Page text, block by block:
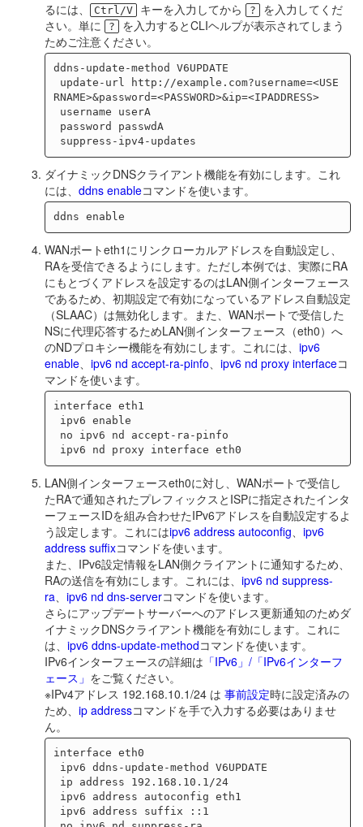
るには、 Ctrl/V キーを入力してから ?
を入力してくだ
さい。単に
?
を入力するとCLIヘルプが表示されてしまう
ためご注意ください。
ddns-update-method V6UPDATE
RNAME>&password=<PASSWORD>&ip=<IPADDRESS>
ダイナミックDNSクライアント機能を有効にします。これ
には、 ddns enableコマンドを使います。
WANポートeth1にリンクローカルアドレスを自動設定し、
RAを受信できるようにします。ただし本例では、実際にRA
にもとづくアドレスを設定するのはLAN側インターフェース
であるため、初期設定で有効になっているアドレス自動設定
（SLAAC）は無効化します。また、WANポートで受信した
NSに代理応答するためLAN側インターフェース（eth0）へ
のNDプロキシー機能を有効にします。これには、 ipv6
enable
ipv6 nd accept-ra-pinfo ipv6 nd proxy interfaceコ
マンドを使います。
interface eth1
LAN側インターフェースeth0に対し、WANポートで受信し
たRAで通知されたプレフィックスとISPに指定されたインタ
ーフェースIDを組み合わせたIPv6アドレスを自動設定するよ
う設定します。これにはipv6 address autoconfig
ipv6
address suffixコマンドを使います。
また、IPv6設定情報をLAN側クライアントに通知するため、
RAの送信を有効にします。これには、 ipv6 nd suppress-
ra
ipv6 nd dns-serverコマンドを使います。
さらにアップデートサーバーへのアドレス更新通知のためダ
イナミックDNSクライアント機能を有効にします。これに
は、 ipv6 ddns-update-methodコマンドを使います。
IPv6インターフェースの詳細は 「IPv6」/「IPv6インターフ
ェース」 をご覧ください。
※IPv4アドレス 192.168.10.1/24 は 事前設定時に設定済みの
ため、 ip addressコマンドを手で入力する必要はありませ
ん。
interface eth0